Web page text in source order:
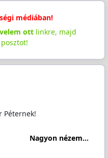
médiában!
ottlinkre, majd
Péternek!
Nagyon nézem...